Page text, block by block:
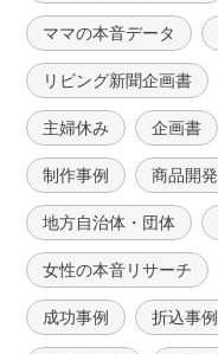
ママの本音データ
リビング新聞企画書
主婦休み 企画書
制作事例 商品開発
地方自治体・団体
女性の本音リサーチ
成功事例 折込事例